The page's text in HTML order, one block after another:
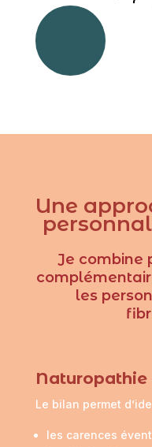
Une
Je combine
les
Le bilan permet
les carences